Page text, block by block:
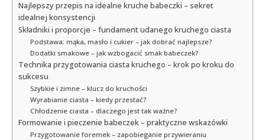
Najlepszy przepis na idealne kruche babeczki – sekret
idealnej konsystencji
Składniki i proporcje – fundament udanego kruchego ciasta
Podstawa: mąka, masło i cukier – jak dobrać najlepsze?
Dodatki smakowe – jak wzbogacić smak babeczek?
Technika przygotowania ciasta kruchego – krok po kroku do
sukcesu
Szybkie i zimne – klucz do kruchości
Wyrabianie ciasta – kiedy przestać?
Chłodzenie ciasta – dlaczego jest tak ważne?
Formowanie i pieczenie babeczek – praktyczne wskazówki
Przygotowanie foremek – zapobieganie przywieraniu